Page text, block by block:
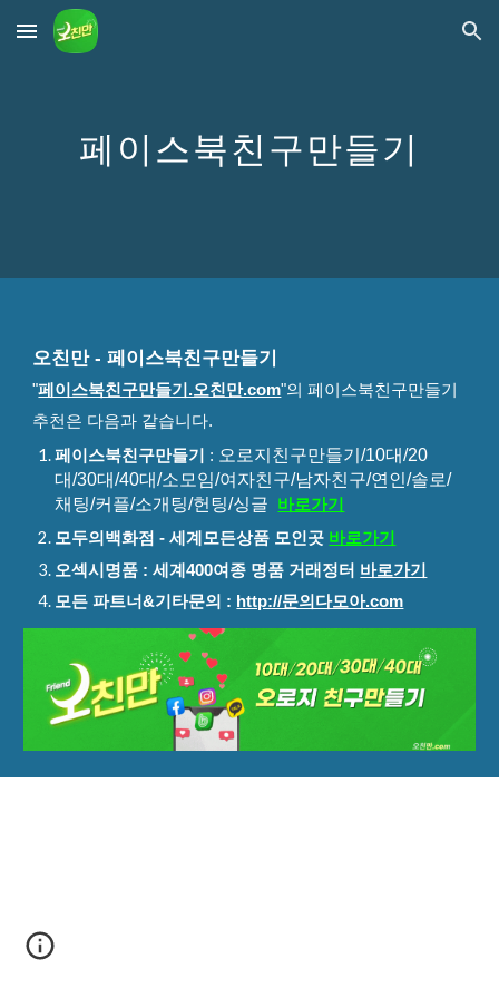
Skip to main content Skip to navigation
페이스북친구만들기
오친만 -페이스북친구만들기
"페이스북친구만들기.오친만.com"의페이스북친구만들기
추천은 다음과 같습니다.
페이스북친구만들기 : 오로지친구만들기/10대/20
대/30대/40대/소모임/여자친구/남자친구/연인/솔로/
채팅/커플/소개팅/헌팅/싱글
바로가기
모두의백화점 - 세계모든상품 모인곳 바로가기
오섹시명품 : 세계400여종 명품 거래정터 바로가기
모든 파트너&기타문의 : http://문의다모아.com